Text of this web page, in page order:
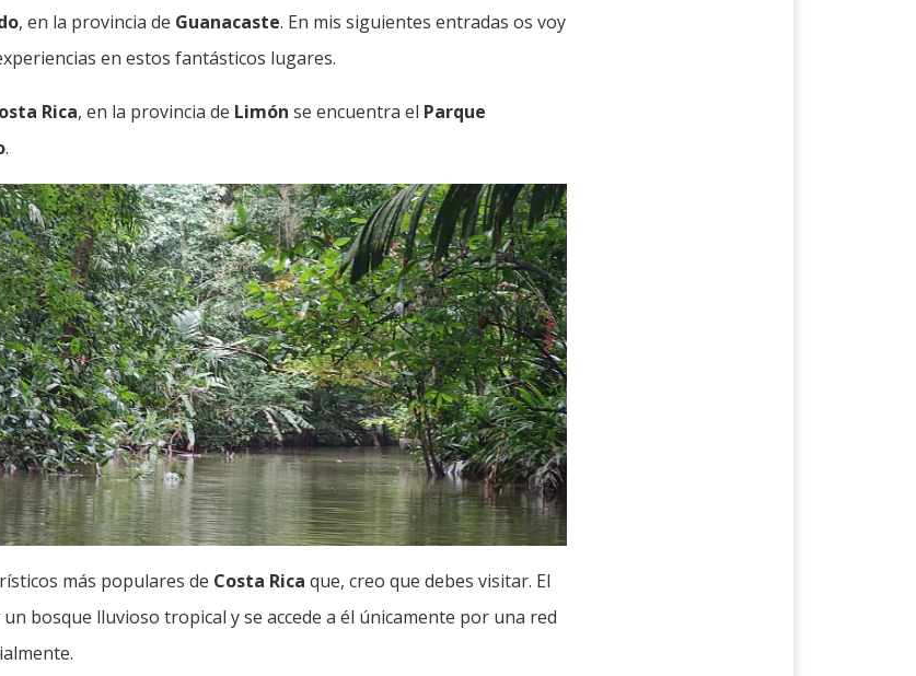
, en la provincia de Guanacaste. En mis siguientes entradas os voy
en estos fantásticos lugares.
Rica, en la provincia de Limón se encuentra el Parque
.
más populares de Costa Rica que, creo que debes visitar. El
bosque lluvioso tropical y se accede a él únicamente por una red